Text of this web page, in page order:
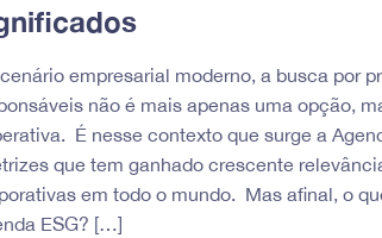
empresarial moderno, a busca por
não é mais apenas uma opção,
É nesse contexto que surge a
que tem ganhado crescente
em todo o mundo. Mas afinal, o
ESG? […]